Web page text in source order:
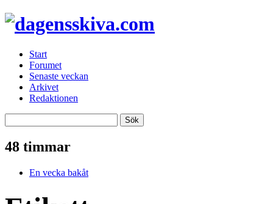
Start
Forumet
Senaste veckan
Arkivet
Redaktionen
48 timmar
En vecka bakåt